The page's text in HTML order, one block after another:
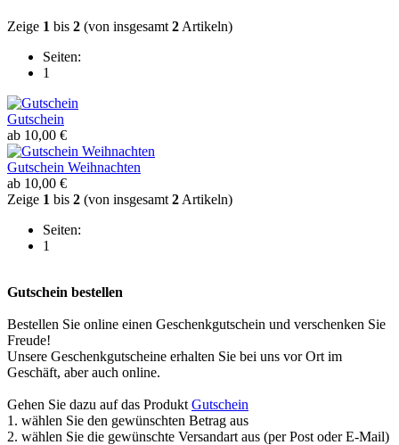
Zeige 1 bis 2 (von insgesamt 2 Artikeln)
Seiten:
1
Gutschein
ab 10,00 €
Gutschein Weihnachten
ab 10,00 €
Zeige 1 bis 2 (von insgesamt 2 Artikeln)
Seiten:
1
Gutschein bestellen
Bestellen Sie online einen Geschenkgutschein und verschenken Sie
Freude!
Unsere Geschenkgutscheine erhalten Sie bei uns vor Ort im
Geschäft, aber auch online.
Gehen Sie dazu auf das Produkt Gutschein
1. wählen Sie den gewünschten Betrag aus
2. wählen Sie die gewünschte Versandart aus (per Post oder E-Mail)